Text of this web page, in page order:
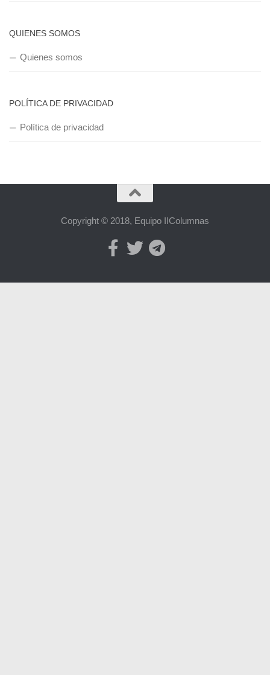
QUIENES SOMOS
Quienes somos
POLÍTICA DE PRIVACIDAD
Política de privacidad
Copyright © 2018, Equipo IIColumnas